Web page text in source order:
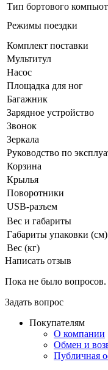
Тип бортового
Режимы поездки
Комплект поставки
Мультитул
Насос
Площадка для ног
Багажник
Зарядное устройство
Звонок
Зеркала
Руководство по
Корзина
Крылья
Поворотники
USB-разъем
Вес и габариты
Габариты упаковки
Вес (кг)
Написать отзыв
Пока не было вопросов.
Задать вопрос
Покупателям
О компании
Обмен и
Публичная